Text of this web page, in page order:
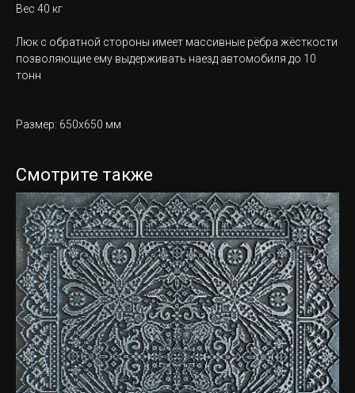
Вес 40 кг
Люк с обратной стороны имеет массивные рёбра жёсткости
позволяющие ему выдерживать наезд автомобиля до 10
тонн
Размер: 650х650 мм
Смотрите также